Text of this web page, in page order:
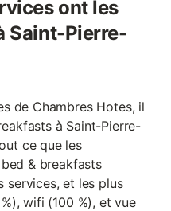
ont les
Saint-Pierre-
de Chambres Hotes, il
à Saint-Pierre-
ce que les
& breakfasts
services, et les plus
wifi (100 %), et vue